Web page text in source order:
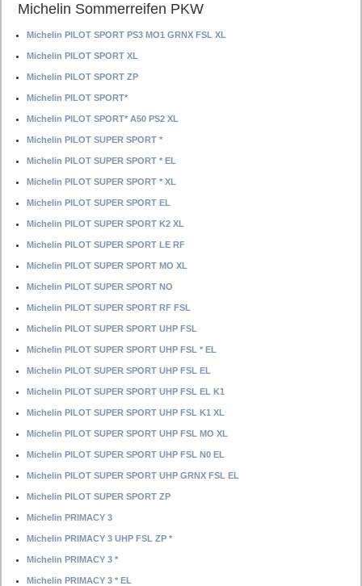
Michelin Sommerreifen PKW
Michelin PILOT SPORT PS3 MO1 GRNX FSL XL
Michelin PILOT SPORT XL
Michelin PILOT SPORT ZP
Michelin PILOT SPORT*
Michelin PILOT SPORT* A50 PS2 XL
Michelin PILOT SUPER SPORT *
Michelin PILOT SUPER SPORT * EL
Michelin PILOT SUPER SPORT * XL
Michelin PILOT SUPER SPORT EL
Michelin PILOT SUPER SPORT K2 XL
Michelin PILOT SUPER SPORT LE RF
Michelin PILOT SUPER SPORT MO XL
Michelin PILOT SUPER SPORT NO
Michelin PILOT SUPER SPORT RF FSL
Michelin PILOT SUPER SPORT UHP FSL
Michelin PILOT SUPER SPORT UHP FSL * EL
Michelin PILOT SUPER SPORT UHP FSL EL
Michelin PILOT SUPER SPORT UHP FSL EL K1
Michelin PILOT SUPER SPORT UHP FSL K1 XL
Michelin PILOT SUPER SPORT UHP FSL MO XL
Michelin PILOT SUPER SPORT UHP FSL N0 EL
Michelin PILOT SUPER SPORT UHP GRNX FSL EL
Michelin PILOT SUPER SPORT ZP
Michelin PRIMACY 3
Michelin PRIMACY 3 UHP FSL ZP *
Michelin PRIMACY 3 *
Michelin PRIMACY 3 * EL